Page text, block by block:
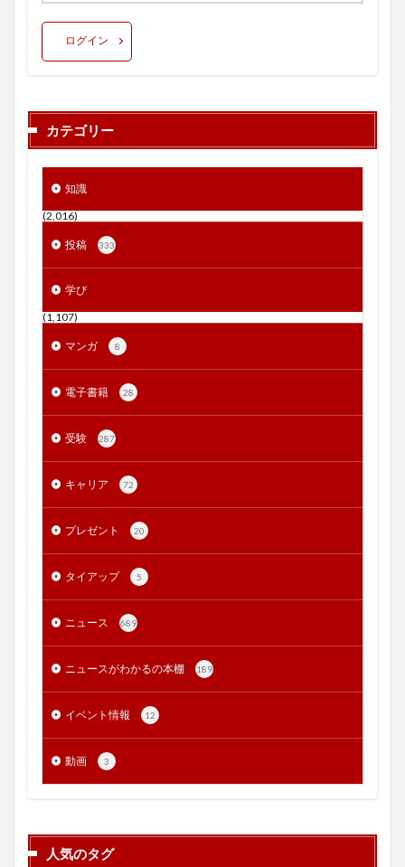
ログイン
カテゴリー
知識
(2,016)
投稿 333
学び
(1,107)
マンガ 8
電子書籍 28
受験 287
キャリア 72
プレゼント 20
タイアップ 5
ニュース 689
ニュースがわかるの本棚 189
イベント情報 12
動画 3
人気のタグ